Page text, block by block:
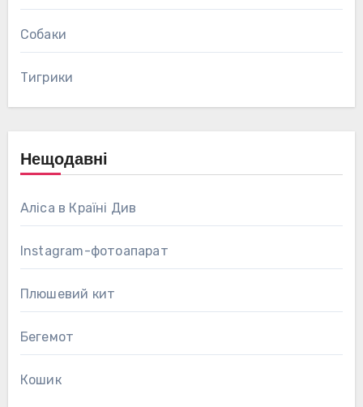
Собаки
Тигрики
Нещодавні
Аліса в Країні Див
Instagram-фотоапарат
Плюшевий кит
Бегемот
Кошик